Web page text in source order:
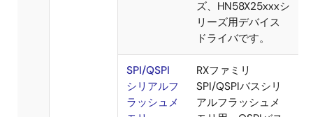
アカードおよびe・
MMCを制御するデ
バイスドライバで
す。
I2Cシリア
ルEEPROM
RXファミリ I2Cバ
ス シリアル